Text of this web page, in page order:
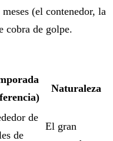
(el contenedor, la
cobra de golpe.
Naturaleza
de
de
El gran